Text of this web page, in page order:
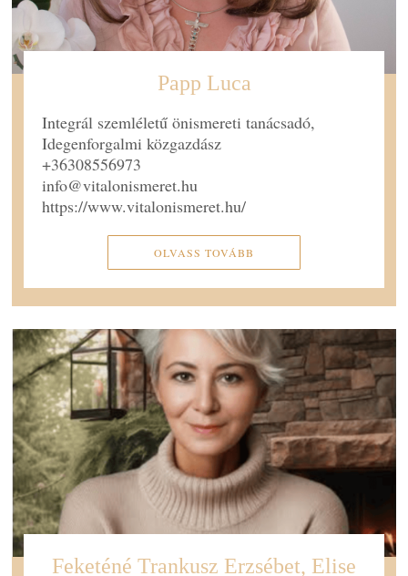
Papp Luca
Integrál szemléletű önismereti tanácsadó,
Idegenforgalmi közgazdász
+36308556973
info@vitalonismeret.hu
https://www.vitalonismeret.hu/
OLVASS TOVÁBB
Feketéné Trankusz Erzsébet, Elise